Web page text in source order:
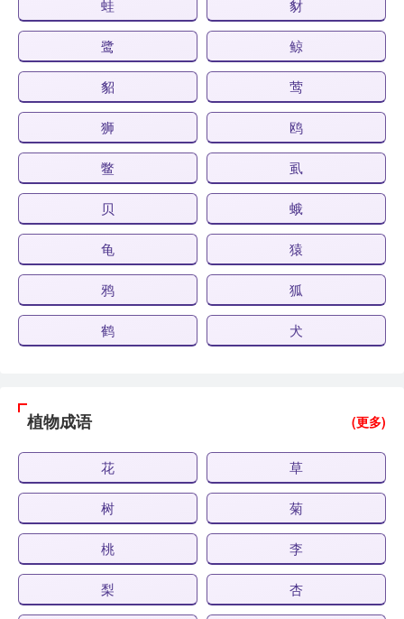
蛙 豺
鹭 鲸
貂 莺
狮 鸥
鳖 虱
贝 蛾
龟 猿
鸦 狐
鹤 犬
植物成语 (更多)
花 草
树 菊
桃 李
梨 杏